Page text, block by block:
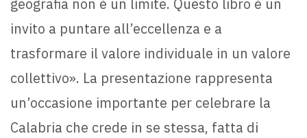
geografia non è un limite. Questo libro è un
invito a puntare all’eccellenza e a
trasformare il valore individuale in un valore
collettivo». La presentazione rappresenta
un’occasione importante per celebrare la
Calabria che crede in se stessa, fatta di